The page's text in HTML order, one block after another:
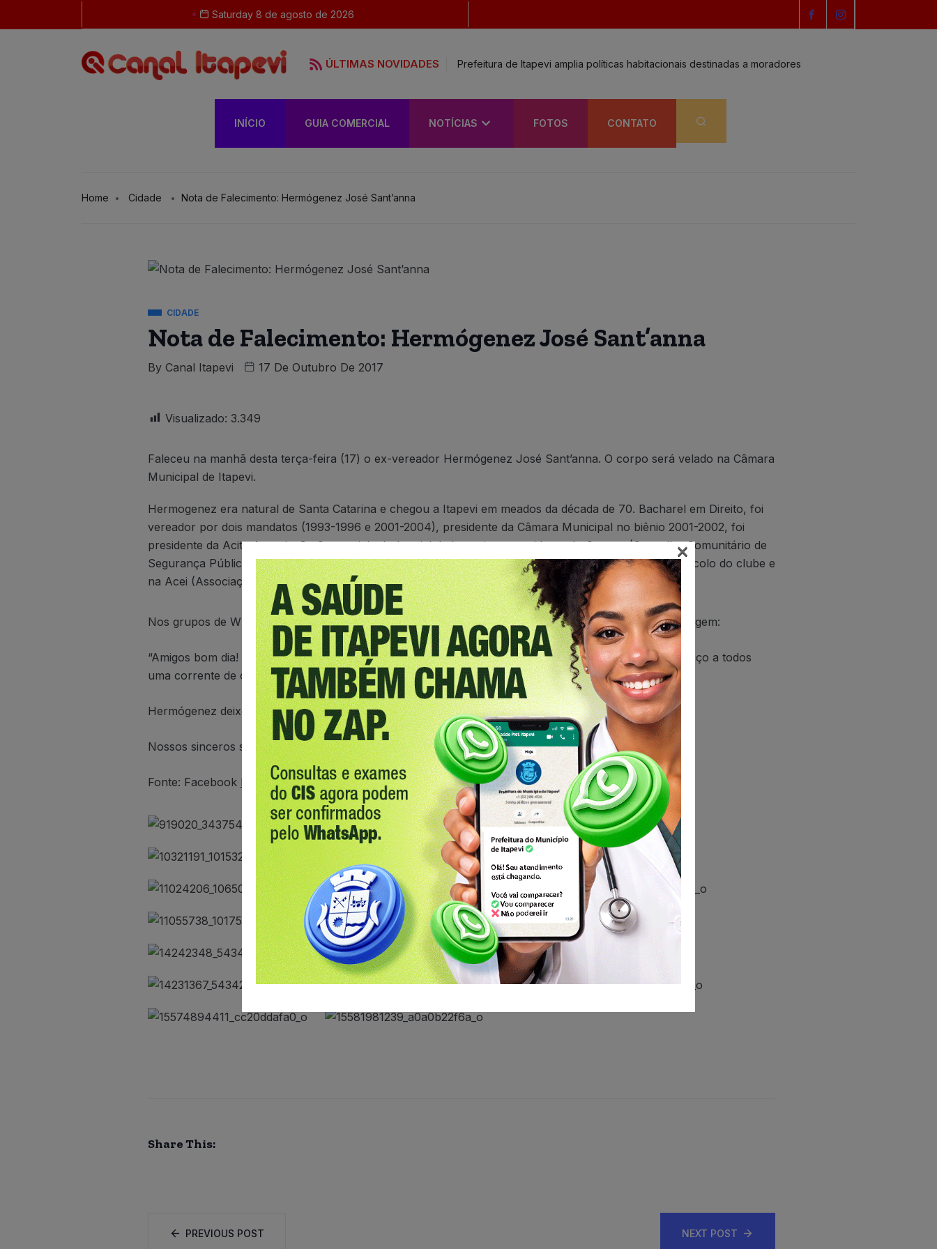
Saturday 8 de agosto de 2026
ÚLTIMAS NOVIDADES Prefeitura de Itapevi amplia políticas habitacionais destinadas a moradores
INÍCIO GUIA COMERCIAL NOTÍCIAS FOTOS CONTATO
Home Cidade Nota de Falecimento: Hermógenez José Sant’anna
CIDADE
Nota de Falecimento: Hermógenez José Sant’anna
By Canal Itapevi 17 De Outubro De 2017
Visualizado: 3.349
Faleceu na manhã desta terça-feira (17) o ex-vereador Hermógenez José Sant’anna. O corpo será velado na Câmara
Municipal de Itapevi.
Hermogenez era natural de Santa Catarina e chegou a Itapevi em meados da década de 70. Bacharel em Direito, foi
vereador por dois mandatos (1993-1996 e 2001-2004), presidente da Câmara Municipal no biênio 2001-2002, foi
presidente da Acita Associação Comercial e Industrial de Itapevi, ex-presidente do Conseg (Conselho Comunitário de
Segurança Pública). Foi presidente e fundador do Rotary Club Itapevi, atualmente era Diretor de Protocolo do clube e
na Acei (Associação Cultural e Esportiva de Itapevi) era do Departamento Jurídico.
Nos grupos de WhatsApp nos quais Hermogenez participava, a filha Nathália postou a seguinte mensagem:
“Amigos bom dia! Venho por meio deste informar que o meu pai Hermógenez agora está com Deus. Peço a todos
uma corrente de oração. Nathália”
Hermógenez deixou a esposa Nanci e os filhos Nathália, Fernando e Leonardo.
Nossos sinceros sentimentos à família. Descanse em paz, Hermógenez!
Fonte: Facebook Itapevi Agora
Share This:
PREVIOUS POST NEXT POST
×